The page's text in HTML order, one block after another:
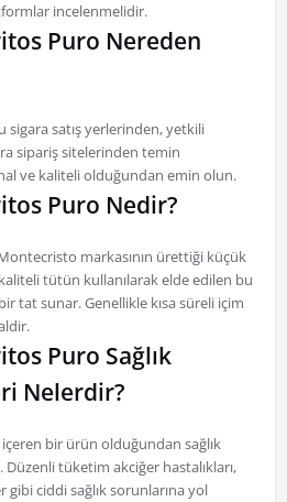
incelenmelidir.
Puro Nereden
satış yerlerinden, yetkili
sipariş sitelerinden temin
ve kaliteli olduğundan emin olun.
Puro Nedir?
markasının ürettiği küçük
tütün kullanılarak elde edilen bu
tat sunar. Genellikle kısa süreli içim
Puro Sağlık
Nelerdir?
bir ürün olduğundan sağlık
Düzenli tüketim akciğer hastalıkları,
gibi ciddi sağlık sorunlarına yol